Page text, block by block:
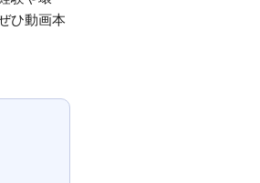
ひ動画本